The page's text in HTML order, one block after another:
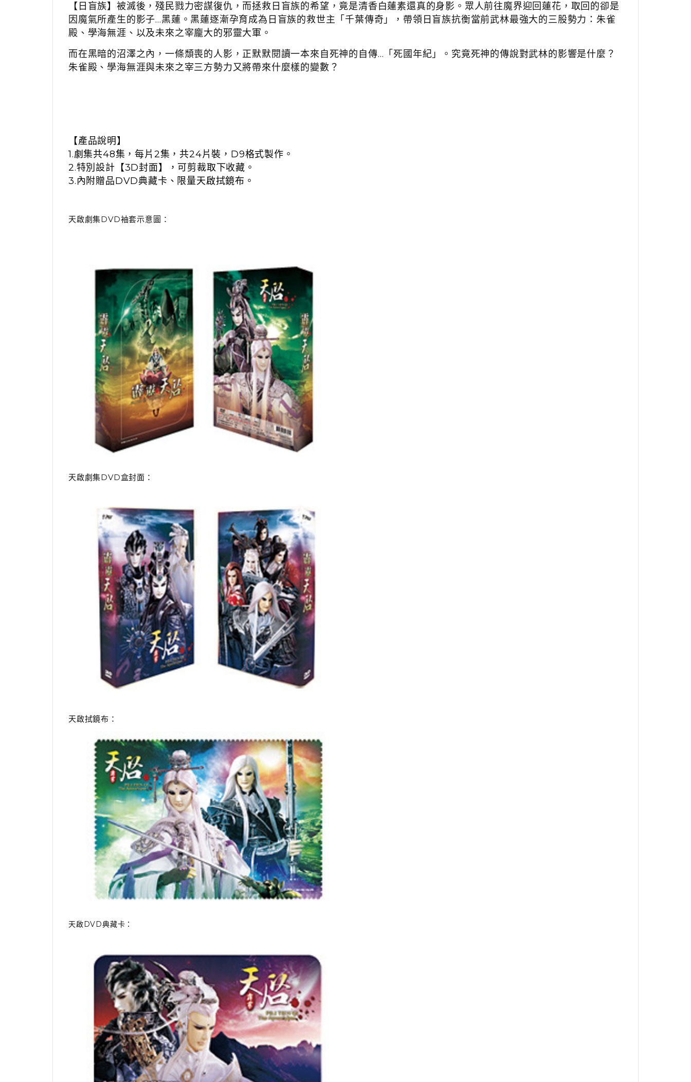
【日盲族】被滅後，殘民戮力密謀復仇，而拯救日盲族的希望，竟是清香白蓮素還真的身影。眾人前往魔界迎回蓮花，取回的卻是
因魔氣所產生的影子…黑蓮。黑蓮逐漸孕育成為日盲族的救世主「千葉傳奇」，帶領日盲族抗衡當前武林最強大的三股勢力：朱雀
殿、學海無涯、以及未來之宰龐大的邪靈大軍。
而在黑暗的沼澤之內，一條頹喪的人影，正默默閱讀一本來自死神的自傳…「死國年紀」。究竟死神的傳說對武林的影響是什麼？
朱雀殿、學海無涯與未來之宰三方勢力又將帶來什麼樣的變數？
【產品說明】
1.劇集共48集，每片2集，共24片裝，D9格式製作。
2.特別設計【3D封面】，可剪裁取下收藏。
3.內附贈品DVD典藏卡、限量天啟拭鏡布。
天啟劇集DVD袖套示意圖：
天啟劇集DVD盒封面：
天啟拭鏡布：
天啟DVD典藏卡：